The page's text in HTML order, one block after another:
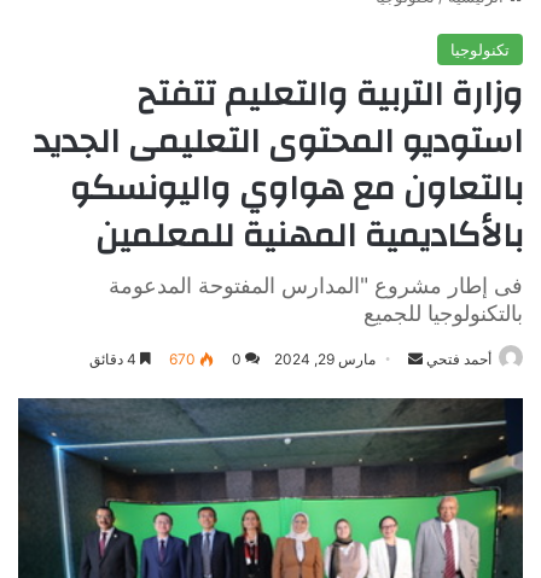
تكنولوجيا
وزارة التربية والتعليم تتفتح
استوديو المحتوى التعليمى الجديد
بالتعاون مع هواوي واليونسكو
بالأكاديمية المهنية للمعلمين
فى إطار مشروع "المدارس المفتوحة المدعومة
بالتكنولوجيا للجميع
أحمد فتحي
أرسل
إلكترونيا
مارس 29, 2024 0
670